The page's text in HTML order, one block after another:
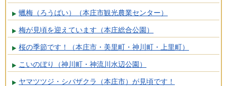
蠟梅（ろうばい）（本庄市観光農業センター）
梅が見頃を迎えています（本庄総合公園）
桜の季節です！（本庄市・美里町・神川町・上里町）
こいのぼり（神川町・神流川水辺公園）
ヤマツツジ・シバザクラ（本庄市）が見頃です！